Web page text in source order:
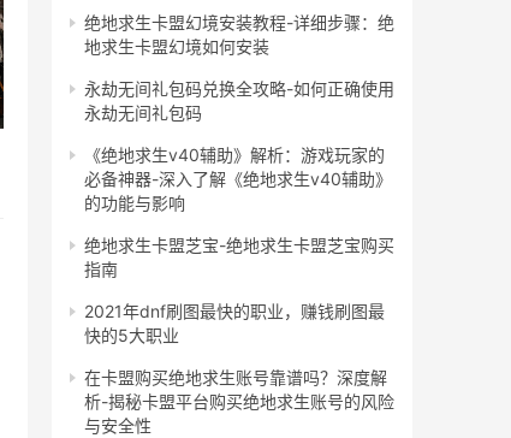
绝地求生卡盟幻境安装教程-详细步骤：绝
地求生卡盟幻境如何安装
永劫无间礼包码兑换全攻略-如何正确使用
永劫无间礼包码
《绝地求生v40辅助》解析：游戏玩家的
必备神器-深入了解《绝地求生v40辅助》
的功能与影响
绝地求生卡盟芝宝-绝地求生卡盟芝宝购买
指南
2021年dnf刷图最快的职业，赚钱刷图最
快的5大职业
在卡盟购买绝地求生账号靠谱吗？深度解
析-揭秘卡盟平台购买绝地求生账号的风险
与安全性